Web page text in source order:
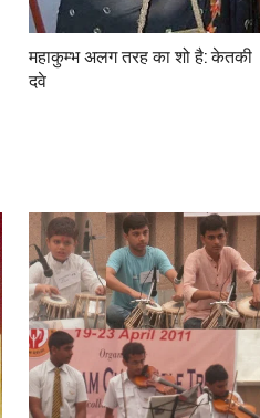
महाकुम्भ अलग तरह का शो है: केतकी
दवे